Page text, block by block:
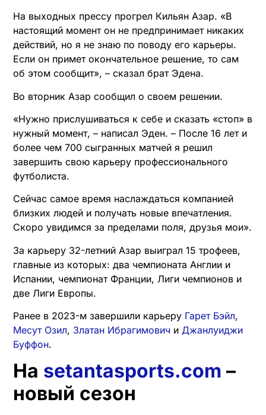
На выходных прессу прогрел Кильян Азар. «В
настоящий момент он не предпринимает никаких
действий, но я не знаю по поводу его карьеры.
Если он примет окончательное решение, то сам
об этом сообщит», – сказал брат Эдена.
Во вторник Азар сообщил о своем решении.
«Нужно прислушиваться к себе и сказать «стоп» в
нужный момент, – написал Эден. – После 16 лет и
более чем 700 сыгранных матчей я решил
завершить свою карьеру профессионального
футболиста.
Сейчас самое время наслаждаться компанией
близких людей и получать новые впечатления.
Скоро увидимся за пределами поля, друзья мои».
За карьеру 32-летний Азар выиграл 15 трофеев,
главные из которых: два чемпионата Англии и
Испании, чемпионат Франции, Лиги чемпионов и
две Лиги Европы.
Ранее в 2023-м завершили карьеру Гарет Бэйл,
Месут Озил, Златан Ибрагимович и Джанлуиджи
Буффон.
На setantasports.com –
новый сезон